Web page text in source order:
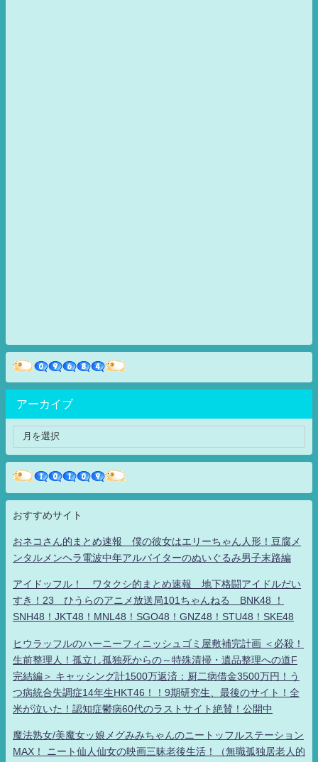
アーカイブ
おすすめサイト
おネコさん的まとめ速報 僕の彼女はエリーちゃん人形！豆腐メ
ンタルメンヘラ電波中年アルバイターのぬいぐるみ男子末路編
アイドッフル！ ワタクシ的まとめ速報 地下格闘アイドルだい
すき！23 ひうらのアニメ放送局101ちゃんねる BNK48 ！
SNH48！JKT48！MNL48！SGO48！GNZ48！STU48！SKE48
ヒウラッフルのハーニーフィニッシュゴミ屋敷補完計画 ＜必殺！
生前整理人！孤立し孤独死からの～特殊清掃・遺品整理への道F
完結編＞ キャッシング計1500万返済：厨二病借金3500万円！う
つ病統合失調症14年生HKT46！！9期研究生、最後のサイト！全
米が泣いた！認知症鬱病60代のラストサイト絶賛！公開中
魔法熟女/美魔女ッ娘メグみみちゃんのニートッフルステーション
MAX！ ニート仙人仙女の映画三昧老後生活！（無職孤独居老人的